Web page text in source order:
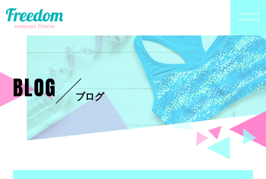
BLOG ブログ